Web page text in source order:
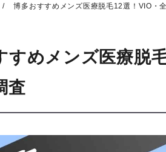
博多おすすめメンズ医療脱毛12選！VIO・
すめメンズ医療脱
査